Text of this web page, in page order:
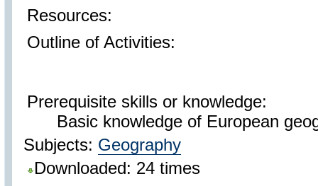
Resources:
Outline of Activities:
Prerequisite skills or knowledge:
Basic knowledge of European
Subjects: Geography
Downloaded: 24 times